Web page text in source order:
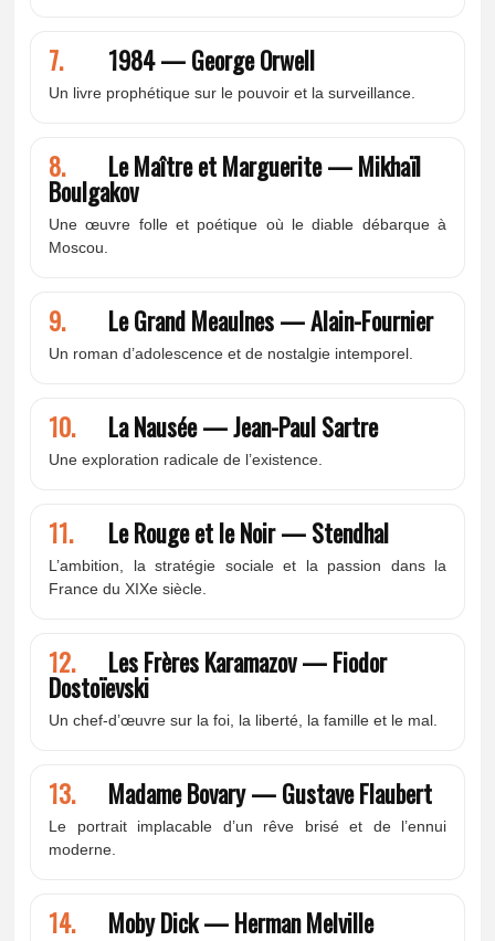
7. 1984 — George Orwell
Un livre prophétique sur le pouvoir et la surveillance.
8. Le Maître et Marguerite — Mikhaïl
Boulgakov
Une œuvre folle et poétique où le diable débarque à
Moscou.
9. Le Grand Meaulnes — Alain-Fournier
Un roman d’adolescence et de nostalgie intemporel.
10. La Nausée — Jean-Paul Sartre
Une exploration radicale de l’existence.
11. Le Rouge et le Noir — Stendhal
L’ambition, la stratégie sociale et la passion dans la
France du XIXe siècle.
12. Les Frères Karamazov — Fiodor
Dostoïevski
Un chef-d’œuvre sur la foi, la liberté, la famille et le mal.
13. Madame Bovary — Gustave Flaubert
Le portrait implacable d’un rêve brisé et de l’ennui
moderne.
14. Moby Dick — Herman Melville